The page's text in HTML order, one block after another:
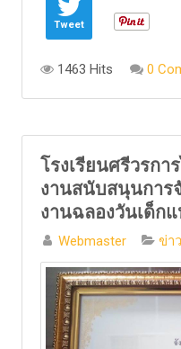
Tweet
1463 Hits 0
โรงเรียนศรีวรกา
งานสนับสนุนการ
งานฉลองวันเด็ก
Webmaster ข่า